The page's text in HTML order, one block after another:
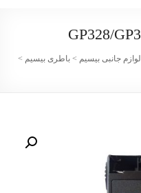
لوازم جانبی بیسیم >باطری بیسیم >